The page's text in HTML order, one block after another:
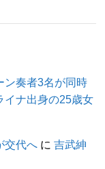
ン奏者3名が同時
イナ出身の25歳女
交代へ に吉武紳